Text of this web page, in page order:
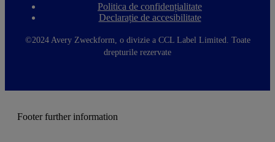
F
o
t
e
Politica de confidențialitate
Declarație de accesibilitate
©2024 Avery Zweckform, o divizie a CCL Label Limited. Toate
drepturile rezervate
Footer further information